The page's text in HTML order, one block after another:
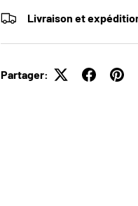
Livraison et
Partager: